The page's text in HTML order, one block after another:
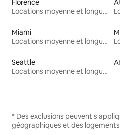
Florence
Locations moyenne et longue durée
Miami
Locations moyenne et longue durée
Seattle
Locations moyenne et longue durée
* Des exclusions peuvent
géographiques et des